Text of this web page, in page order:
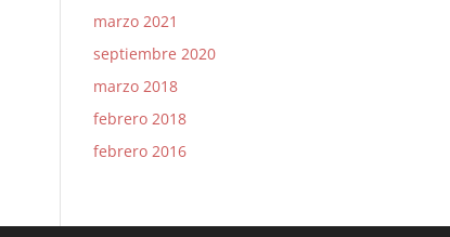
marzo 2021
septiembre 2020
marzo 2018
febrero 2018
febrero 2016